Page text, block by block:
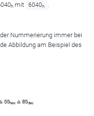
h mit 6040 h
Nummerierung immer bei
Abbildung am Beispiel des